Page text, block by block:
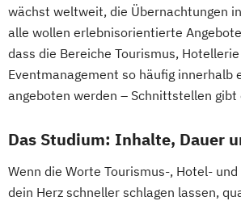
wächst weltweit, die Übernachtungen
alle wollen erlebnisorientierte
dass die Bereiche Tourismus,
Eventmanagement so häufig innerhalb
angeboten werden – Schnittstellen gibt
Das Studium: Inhalte, Dauer
Wenn die Worte Tourismus-, Hotel-
dein Herz schneller schlagen lassen,